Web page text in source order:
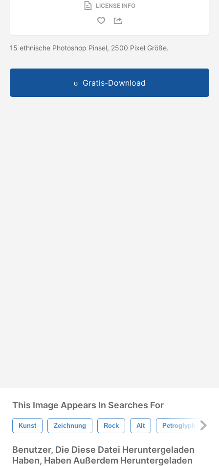
LICENSE INFO
15 ethnische Photoshop Pinsel, 2500 Pixel Größe.
Gratis-Download
This Image Appears In Searches For
Kunst Zeichnung Rock Alt Petroglyph
Benutzer, Die Diese Datei Heruntergeladen
Haben, Haben Außerdem Heruntergeladen